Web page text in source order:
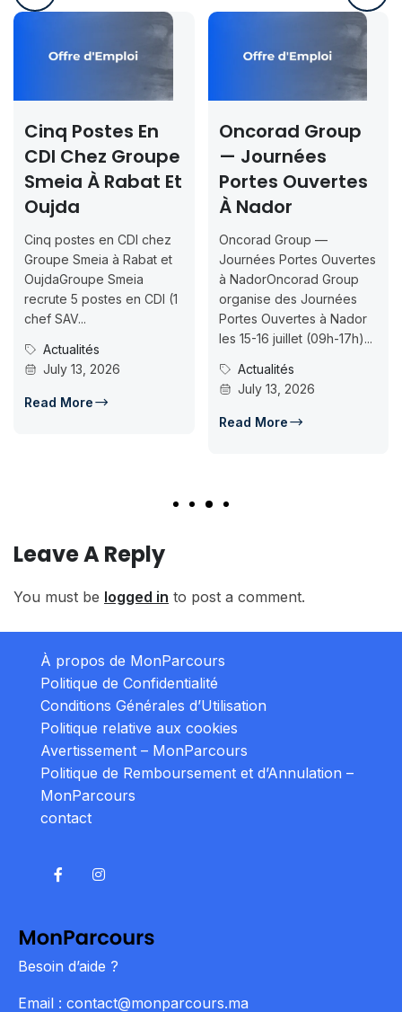
En
Groupe
Et
CDI chez
à Rabat et
en CDI (1
Oncorad Group
— Journées
Portes Ouvertes
Oncorad Group —
Journées Portes Ouvertes
à NadorOncorad Group
organise des Journées
Portes Ouvertes à Nador
les 15-16 juillet (09h-17h)...
Concours
Rabat &
2026-
Jusqu’au
07-18
Concours
ISMAC Rabat
Inscription
07-18ISMAC
d’accès en L1
Leave A Reply
You must be logged in to post a comment.
À propos de MonParcours
Politique de Confidentialité
Conditions Générales d’Utilisation
Politique relative aux cookies
Avertissement – MonParcours
Politique de Remboursement et d’Annulation –
MonParcours
contact
Besoin d’aide ?
Email : contact@monparcours.ma